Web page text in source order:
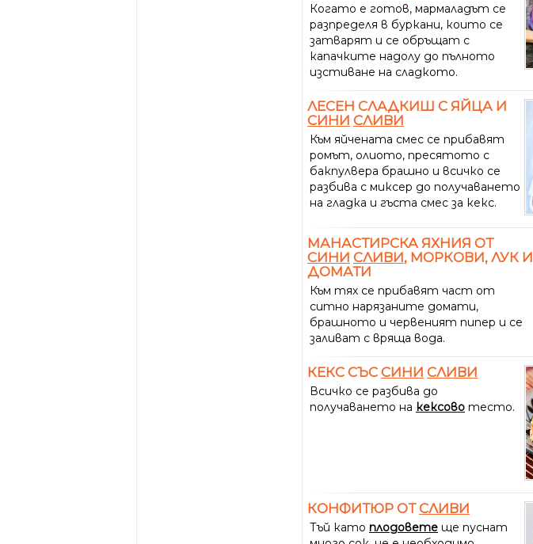
Когато е готов, мармаладът се
разпределя в буркани, които се
затварят и се обръщат с
капачките надолу до пълното
изстиване на сладкото.
ЛЕСЕН СЛАДКИШ С ЯЙЦА И
СИНИ СЛИВИ
Към яйчената смес се прибавят
ромът, олиото, пресятото с
бакпулвера брашно и всичко се
разбива с миксер до получаването
на гладка и гъста смес за кекс.
МАНАСТИРСКА ЯХНИЯ ОТ
СИНИ СЛИВИ, МОРКОВИ, ЛУК И
ДОМАТИ
Към тях се прибавят част от
ситно нарязаните домати,
брашното и червеният пипер и се
заливат с вряща вода.
КЕКС СЪС СИНИ СЛИВИ
Всичко се разбива до
получаването на кексово тесто.
КОНФИТЮР ОТСЛИВИ
Тъй като плодовете ще пуснат